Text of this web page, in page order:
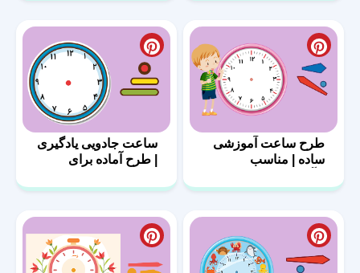
طرح ساعت آموزشی
ساده | مناسب
ساعت جادویی یادگیری
| طرح آماده برای